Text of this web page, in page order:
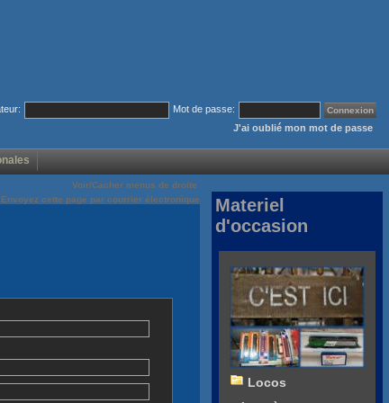
Mot de passe:
J'ai oublié mon mot de passe
Voir/Cacher menus de droite
Envoyez cette page par courrier électronique
Materiel
d'occasion
Locos